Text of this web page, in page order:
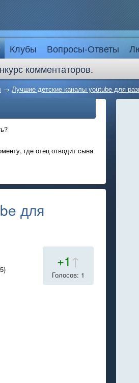
Клубы Вопросы-Ответы
комментаторов.
→ Лучшие детские каналы youtube для
где отец отводит сына
для
+1 ↑
Голосов: 1